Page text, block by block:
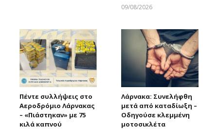
09/08/2026
Πέντε συλλήψεις στο
Αεροδρόμιο Λάρνακας
– «Πιάστηκαν» με 75
κιλά καπνού
Λάρνακα: Συνελήφθη
μετά από καταδίωξη –
Οδηγούσε κλεμμένη
μοτοσικλέτα